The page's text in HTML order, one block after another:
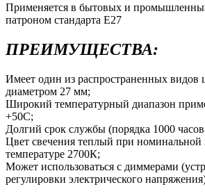
Применяется в бытовых и
патроном стандарта Е27
ПРЕИМУЩЕСТВА:
Имеет один из распространенных видов
диаметром 27 мм;
Широкий температурный диапазон
+50С;
Долгий срок службы (порядка 1000
Цвет свечения теплый при номинальной
температуре 2700К;
Может использоваться с диммерами
регулировки электрического